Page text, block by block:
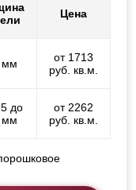
Цена
мм
от 1713
руб. кв.м.
до
мм
от 2262
руб. кв.м.